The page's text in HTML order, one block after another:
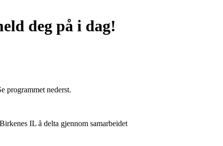
deg på i dag!
programmet nederst.
IL å delta gjennom samarbeidet